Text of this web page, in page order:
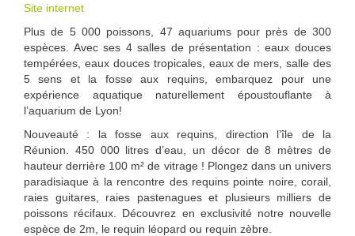
Site internet
Plus de 5 000 poissons, 47 aquariums pour près de 300
espèces. Avec ses 4 salles de présentation : eaux douces
tempérées, eaux douces tropicales, eaux de mers, salle des
5 sens et la fosse aux requins, embarquez pour une
expérience aquatique naturellement époustouflante à
l’aquarium de Lyon!
Nouveauté : la fosse aux requins, direction l’île de la
Réunion. 450 000 litres d’eau, un décor de 8 mètres de
hauteur derrière 100 m² de vitrage ! Plongez dans un univers
paradisiaque à la rencontre des requins pointe noire, corail,
raies guitares, raies pastenagues et plusieurs milliers de
poissons récifaux. Découvrez en exclusivité notre nouvelle
espèce de 2m, le requin léopard ou requin zèbre.